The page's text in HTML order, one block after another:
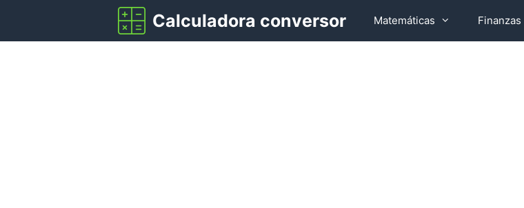
contenido
Calculadora conversor Matemáticas Finanzas